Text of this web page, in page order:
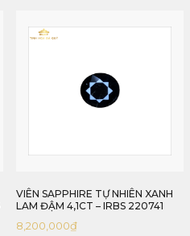
VIÊN SAPPHIRE TỰ NHIÊN XANH
LAM ĐẬM 4,1CT – IRBS 220741
8,200,000₫